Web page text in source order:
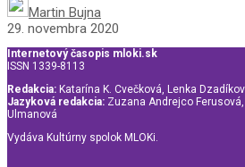
Martin Bujna
29. novembra 2020
Internetový časopis mloki.sk
ISSN 1339-8113
Redakcia: Katarína K. Cvečková, Lenka
Jazyková redakcia: Zuzana Andrejco
Ulmanová
Vydáva Kultúrny spolok MLOKi.